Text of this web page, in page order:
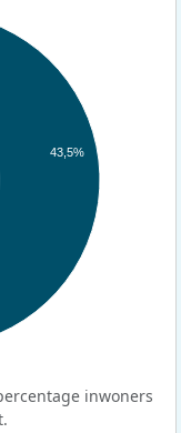
43,5%
inwoners